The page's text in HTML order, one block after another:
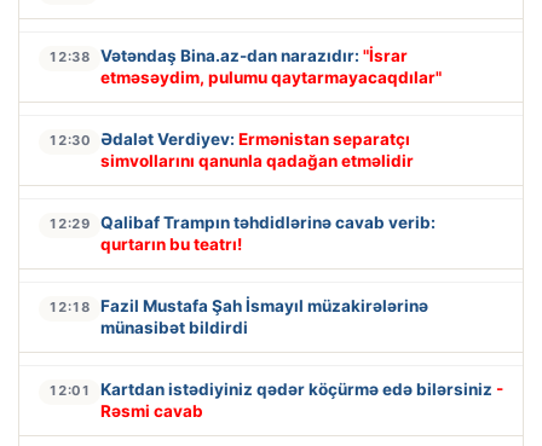
12:38 Vətəndaş Bina.az-dan narazıdır: "İsrar
etməsəydim, pulumu qaytarmayacaqdılar"
12:30 Ədalət Verdiyev: Ermənistan separatçı
simvollarını qanunla qadağan etməlidir
12:29
Qalibaf Trampın təhdidlərinə cavab verib:
qurtarın bu teatrı!
12:18
Fazil Mustafa Şah İsmayıl müzakirələrinə
münasibət bildirdi
12:01 Kartdan istədiyiniz qədər köçürmə edə bilərsiniz -
Rəsmi cavab